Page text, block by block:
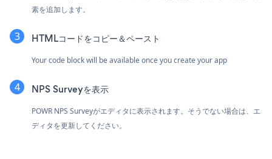
素を追加します。
HTMLコードをコピー＆ペースト
Your code block will be available once you create your app
NPS Surveyを表示
POWR NPS Surveyがエディタに表示されます。そうでない場合は、エ
ディタを更新してください。